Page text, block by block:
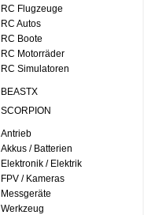
RC Flugzeuge
RC Autos
RC Boote
RC Motorräder
RC Simulatoren
BEASTX
SCORPION
Antrieb
Akkus / Batterien
Elektronik / Elektrik
FPV / Kameras
Messgeräte
Werkzeug